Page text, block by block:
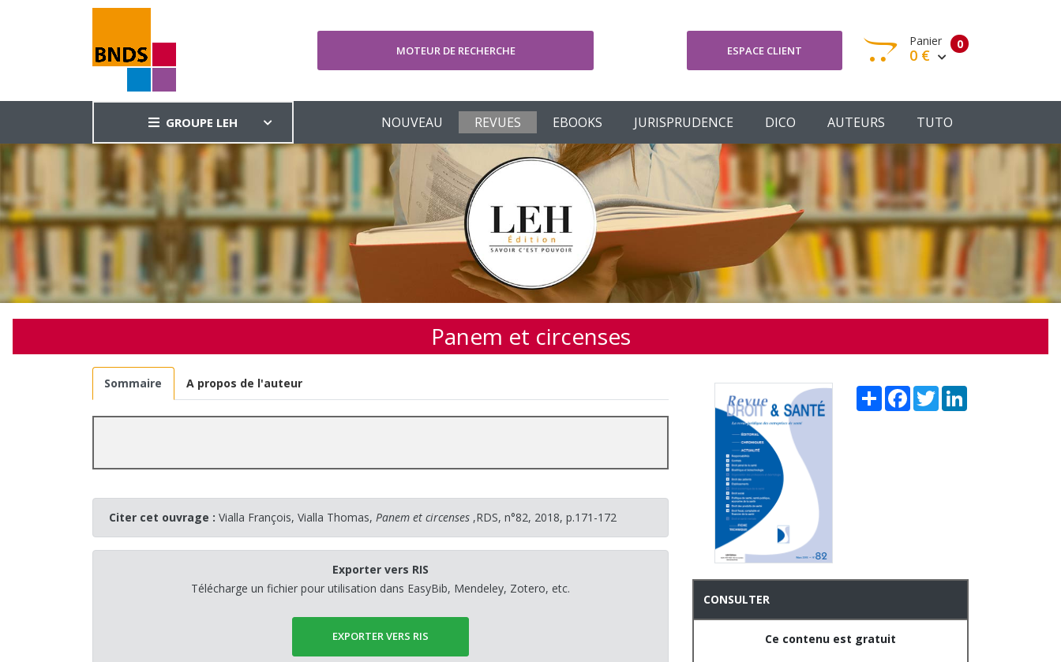
MOTEUR DE RECHERCHE ESPACE CLIENT 0
Panier
0 €
Votre panier est vide
Votre Panier Commander
GROUPE LEH NOUVEAU REVUES EBOOKS JURISPRUDENCE DICO AUTEURS TUTO
Panem et circenses
Sommaire A propos de l'auteur
Citer cet ouvrage : Vialla François, Vialla Thomas, Panem et circenses ,RDS, n°82, 2018, p.171-172
Exporter vers RIS
Télécharge un fichier pour utilisation dans EasyBib, Mendeley, Zotero, etc.
EXPORTER VERS RIS
Share FacebookTwitter
CONSULTER
Ce contenu est gratuit